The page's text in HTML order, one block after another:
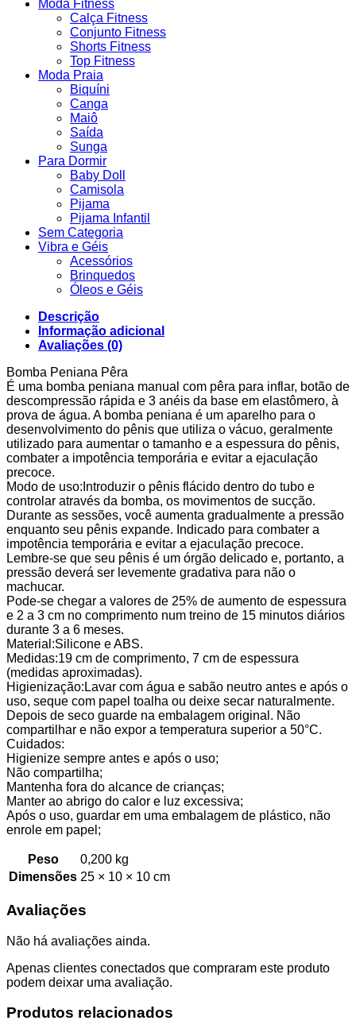
Moda Fitness
Calça Fitness
Conjunto Fitness
Shorts Fitness
Top Fitness
Moda Praia
Biquíni
Canga
Maiô
Saída
Sunga
Para Dormir
Baby Doll
Camisola
Pijama
Pijama Infantil
Sem Categoria
Vibra e Géis
Acessórios
Brinquedos
Óleos e Géis
Descrição
Informação adicional
Avaliações (0)
Bomba Peniana Pêra
É uma bomba peniana manual com pêra para inflar, botão de
descompressão rápida e 3 anéis da base em elastômero, à
prova de água. A bomba peniana é um aparelho para o
desenvolvimento do pênis que utiliza o vácuo, geralmente
utilizado para aumentar o tamanho e a espessura do pênis,
combater a impotência temporária e evitar a ejaculação
precoce.
Modo de uso:Introduzir o pênis flácido dentro do tubo e
controlar através da bomba, os movimentos de sucção.
Durante as sessões, você aumenta gradualmente a pressão
enquanto seu pênis expande. Indicado para combater a
impotência temporária e evitar a ejaculação precoce.
Lembre-se que seu pênis é um órgão delicado e, portanto, a
pressão deverá ser levemente gradativa para não o
machucar.
Pode-se chegar a valores de 25% de aumento de espessura
e 2 a 3 cm no comprimento num treino de 15 minutos diários
durante 3 a 6 meses.
Material:Silicone e ABS.
Medidas:19 cm de comprimento, 7 cm de espessura
(medidas aproximadas).
Higienização:Lavar com água e sabão neutro antes e após o
uso, seque com papel toalha ou deixe secar naturalmente.
Depois de seco guarde na embalagem original. Não
compartilhar e não expor a temperatura superior a 50°C.
Cuidados:
Higienize sempre antes e após o uso;
Não compartilha;
Mantenha fora do alcance de crianças;
Manter ao abrigo do calor e luz excessiva;
Após o uso, guardar em uma embalagem de plástico, não
enrole em papel;
Peso
0,200 kg
Dimensões 25 × 10 × 10 cm
Avaliações
Não há avaliações ainda.
Apenas clientes conectados que compraram este produto
podem deixar uma avaliação.
Produtos relacionados